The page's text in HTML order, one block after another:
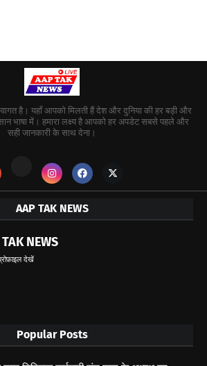
है। यहाँ आपको मिलती हैं देश और दुनिया की हर बड़ी और
भाषा में। हमारा लक्ष्य है आपको हर अपडेट सबसे पहले और
सही जानकारी के साथ देना।
AAP TAK NEWS
NEWS
देखें
Popular Posts